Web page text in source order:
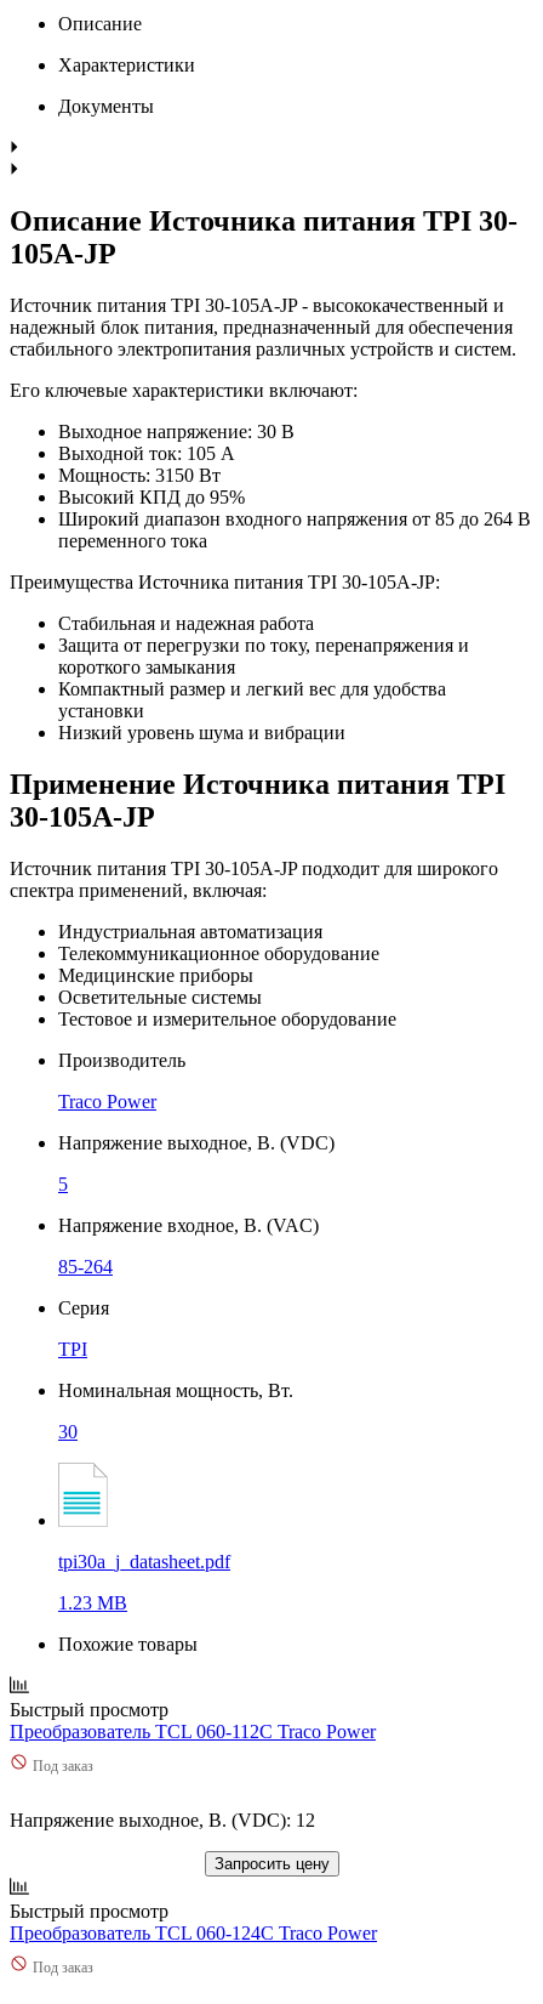
Описание
Характеристики
Документы
Описание Источника питания TPI 30-
105A-JP
Источник питания TPI 30-105A-JP - высококачественный и
надежный блок питания, предназначенный для обеспечения
стабильного электропитания различных устройств и систем.
Его ключевые характеристики включают:
Выходное напряжение: 30 В
Выходной ток: 105 А
Мощность: 3150 Вт
Высокий КПД до 95%
Широкий диапазон входного напряжения от 85 до 264 В
переменного тока
Преимущества Источника питания TPI 30-105A-JP:
Стабильная и надежная работа
Защита от перегрузки по току, перенапряжения и
короткого замыкания
Компактный размер и легкий вес для удобства
установки
Низкий уровень шума и вибрации
Применение Источника питания TPI
30-105A-JP
Источник питания TPI 30-105A-JP подходит для широкого
спектра применений, включая:
Индустриальная автоматизация
Телекоммуникационное оборудование
Медицинские приборы
Осветительные системы
Тестовое и измерительное оборудование
Производитель
Traco Power
Напряжение выходное, В. (VDC)
5
Напряжение входное, В. (VAC)
85-264
Серия
TPI
Номинальная мощность, Вт.
30
tpi30a_j_datasheet.pdf
1.23 MB
Похожие товары
Быстрый просмотр
Преобразователь TCL 060-112C Traco Power
Под заказ
Напряжение выходное, В. (VDC): 12
Запросить цену
Быстрый просмотр
Преобразователь TCL 060-124C Traco Power
Под заказ